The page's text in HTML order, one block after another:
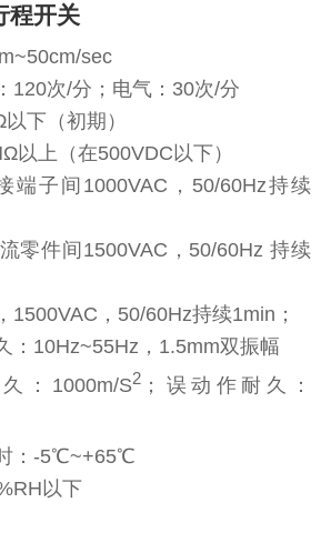
程开关
sec
120次/分；电气：30次/分
下（初期）
以上（在500VDC以下）
端子间1000VAC，50/60Hz持续
零件间1500VAC，50/60Hz 持续
1500VAC，50/60Hz持续1min；
：10Hz~55Hz，1.5mm双振幅
：1000m/S2 ；误动作耐久：
：-5℃~+65℃
以下